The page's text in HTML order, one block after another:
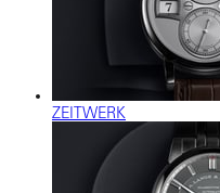
ZEITWERK